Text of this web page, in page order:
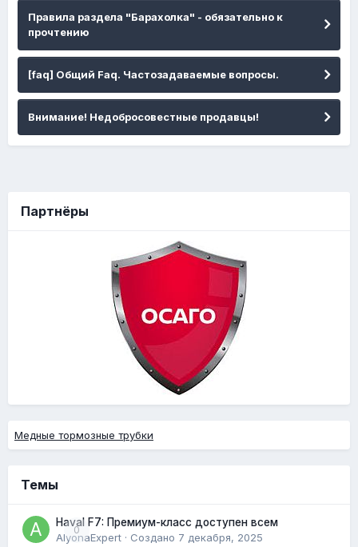
Правила раздела "Барахолка" - обязательно к
прочтению
[faq] Общий Faq. Частозадаваемые вопросы.
Внимание! Недобросовестные продавцы!
Партнёры
Медные тормозные трубки
Темы
0
Haval F7: Премиум-класс доступен всем
AlyonaExpert · Создано 7 декабря, 2025